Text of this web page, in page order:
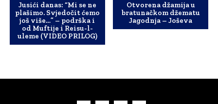
Jusići danas: “Mi se ne
plašimo. Svjedočit ćemo
još više…” – podrška i
od Muftije i Reisu-l-
uleme (VIDEO PRILOG)
Otvorena džamija u
bratunačkom džematu
Jagodnja – Joševa